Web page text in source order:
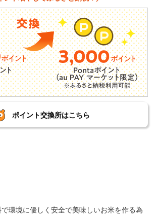
ポイント交換所はこちら
環境に優しく安全で美味しいお米を作る為